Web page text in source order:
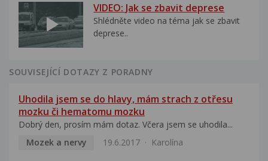
VIDEO: Jak se zbavit deprese
Shlédněte video na téma jak se zbavit
deprese..
SOUVISEJÍCÍ DOTAZY Z PORADNY
Uhodila jsem se do hlavy, mám strach z otřesu
mozku či hematomu mozku
Dobrý den, prosím mám dotaz. Včera jsem se uhodila...
Mozek a nervy
19.6.2017 Karolína